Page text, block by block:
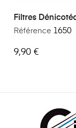
Filtres
Référence 1650
9,90 €